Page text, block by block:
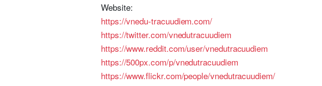
Website:
https://vnedu-tracuudiem.com/
https://twitter.com/vnedutracuudiem
https://www.reddit.com/user/vnedutracuudiem
https://500px.com/p/vnedutracuudiem
https://www.flickr.com/people/vnedutracuudiem/